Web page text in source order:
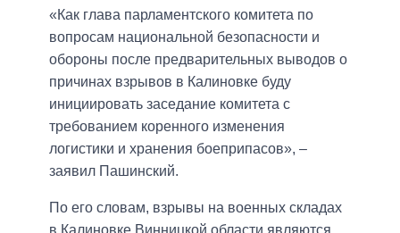
«Как глава парламентского комитета по
вопросам национальной безопасности и
обороны после предварительных выводов о
причинах взрывов в Калиновке буду
инициировать заседание комитета с
требованием коренного изменения
логистики и хранения боеприпасов», –
заявил Пашинский.
По его словам, взрывы на военных складах
в Калиновке Винницкой области являются